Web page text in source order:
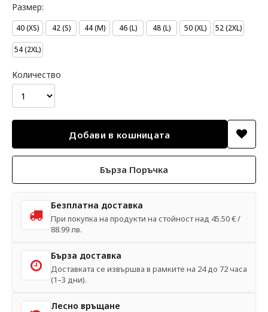
Размер:
40 (XS) 42 (S) 44 (M) 46 (L) 48 (L) 50 (XL) 52 (2XL)
54 (2XL)
Количество
Бърза Поръчка
Безплатна доставка
При покупка на продукти на стойност над 45.50 € /
88.99 лв.
Бърза доставка
Доставката се извършва в рамките на 24 до 72 часа
(1–3 дни).
Лесно връщане